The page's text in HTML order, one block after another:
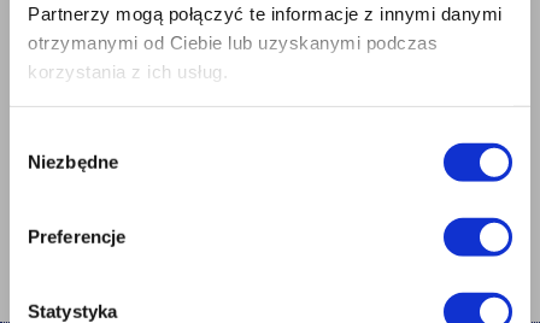
Partnerzy mogą połączyć te informacje z innymi danymi
otrzymanymi od Ciebie lub uzyskanymi podczas
korzystania z ich usług.
zgody
Niezbędne
Preferencje
Statystyka
Płyty spadkowe/kontr-spadkowe swissporBITERM EPS 150
Płyty spadkowe/kontr-spadkowe swissporBITERM EPS 100 dach
podłoga